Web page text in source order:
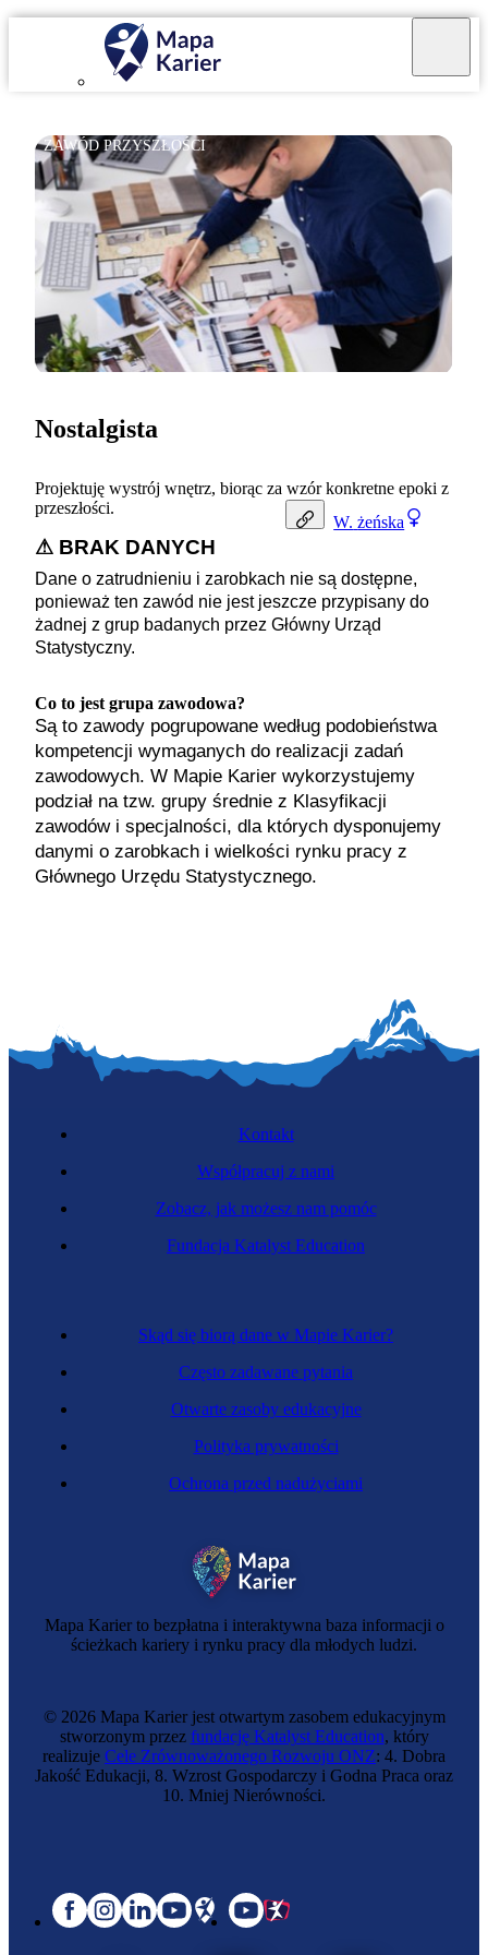
ZAWÓD PRZYSZŁOŚCI
W. żeńska
Nostalgista
Projektuję wystrój wnętrz, biorąc za wzór konkretne epoki z
przeszłości.
⚠ BRAK DANYCH
Dane o zatrudnieniu i zarobkach nie są dostępne,
ponieważ ten zawód nie jest jeszcze przypisany do
żadnej z grup badanych przez Główny Urząd
Statystyczny.
Co to jest grupa zawodowa?
Są to zawody pogrupowane według podobieństwa
kompetencji wymaganych do realizacji zadań
zawodowych. W Mapie Karier wykorzystujemy
podział na tzw. grupy średnie z Klasyfikacji
zawodów i specjalności, dla których dysponujemy
danymi o zarobkach i wielkości rynku pracy z
Głównego Urzędu Statystycznego.
Mapa Karier to bezpłatna i interaktywna baza informacji o
ścieżkach kariery i rynku pracy dla młodych ludzi.
Skąd się biorą dane w Mapie Karier?
Często zadawane pytania
Otwarte zasoby edukacyjne
Polityka prywatności
Ochrona przed nadużyciami
Kontakt
Współpracuj z nami
Zobacz, jak możesz nam pomóc
Fundacja Katalyst Education
© 2026 Mapa Karier jest otwartym zasobem edukacyjnym
stworzonym przez fundację Katalyst Education, który
realizuje Cele Zrównoważonego Rozwoju ONZ: 4. Dobra
Jakość Edukacji, 8. Wzrost Gospodarczy i Godna Praca oraz
10. Mniej Nierówności.